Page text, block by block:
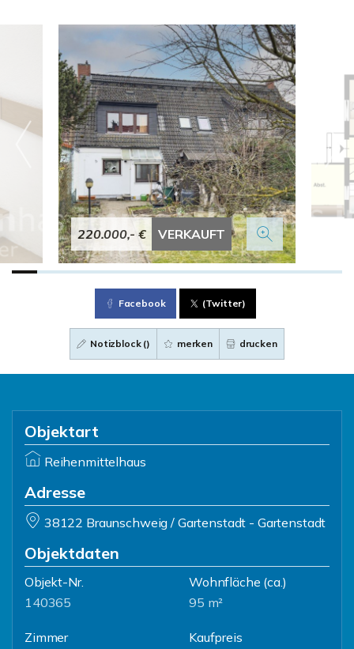
220.000,- € VERKAUFT
Facebook (Twitter)
Notizblock () merken drucken
Objektart
Reihenmittelhaus
Adresse
38122 Braunschweig / Gartenstadt - Gartenstadt
Objektdaten
Objekt-Nr.
140365
Wohnfläche (ca.)
95 m²
Zimmer
Kaufpreis